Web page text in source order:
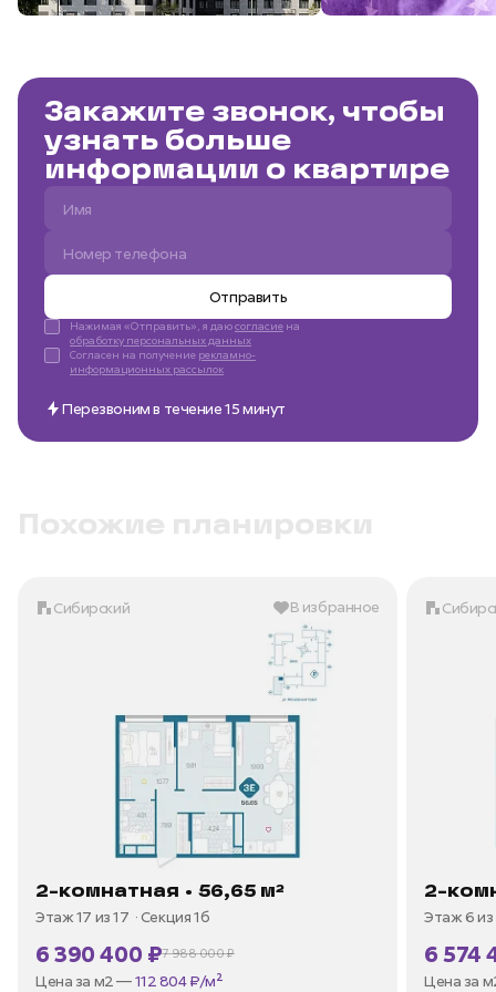
Закажите звонок, чтобы
узнать больше
информации о квартире
Отправить
Нажимая «Отправить», я даюсогласие на
обработку персональных данных
Согласен на получение рекламно-
информационных рассылок
Перезвоним в течение 15 минут
Похожие планировки
Сибирский В избранное
2-комнатная • 56,65 м²
Этаж 17 из 17 Секция 1б
6 390 400 ₽7 988 000 ₽
В ипотеку —от 30 651 ₽/мес
Цена за м2 —112 804 ₽/м²
2-
Этаж 6
6 574
В
Цена за